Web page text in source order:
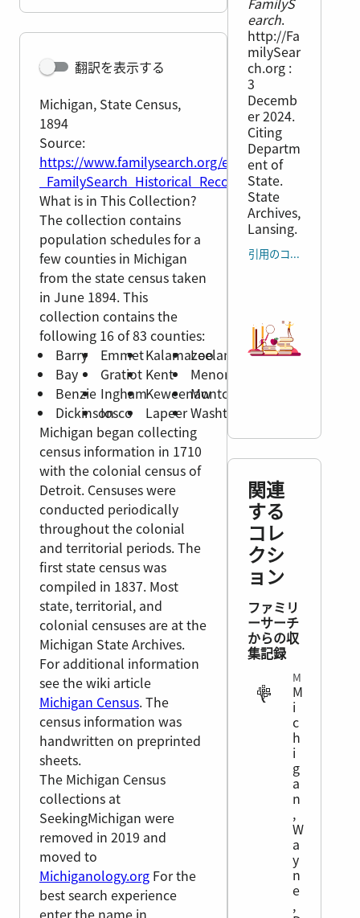
翻訳を表示する
Michigan, State Census,
1894
Source:
https://www.familysearch.org/en/wiki/
_FamilySearch_Historical_Records
What is in This Collection?
The collection contains
population schedules for a
few counties in Michigan
from the state census taken
in June 1894. This
collection contains the
following 16 of 83 counties:
Barry
Bay
Benzie
Dickinson
Emmet
Gratiot
Ingham
Iosco
Kalamazoo
Kent
Keweenaw
Lapeer
Leelanau
Menominee
Montcalm
Washtenaw
Michigan began collecting
census information in 1710
with the colonial census of
Detroit. Censuses were
conducted periodically
throughout the colonial
and territorial periods. The
first state census was
compiled in 1837. Most
state, territorial, and
colonial censuses are at the
Michigan State Archives.
For additional information
see the wiki article
Michigan Census. The
census information was
handwritten on preprinted
sheets.
The Michigan Census
collections at
SeekingMichigan were
removed in 2019 and
moved to
Michiganology.org For the
best search experience
enter the name in
earch.
http://Fa
milySear
ch.org :
3
Decemb
er 2024.
Citing
Departm
ent of
State.
State
Archives,
Lansing.
引用のコピー
関連
する
コレ
クシ
ョン
ファミリ
ーサーチ
からの収
集記録
M
i
c
h
i
g
a
n
,
W
a
y
n
e
,